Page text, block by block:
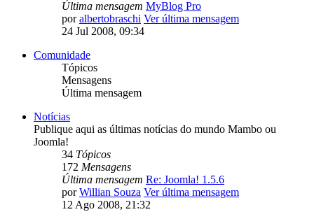
Última mensagem MyBlog Pro
poralbertobraschi Ver última mensagem
24 Jul 2008, 09:34
Comunidade
Tópicos
Mensagens
Última mensagem
Notícias
Publique aqui as últimas notícias do mundo Mambo ou
Joomla!
34 Tópicos
172 Mensagens
Última mensagem Re: Joomla! 1.5.6
porWillian Souza Ver última mensagem
12 Ago 2008, 21:32